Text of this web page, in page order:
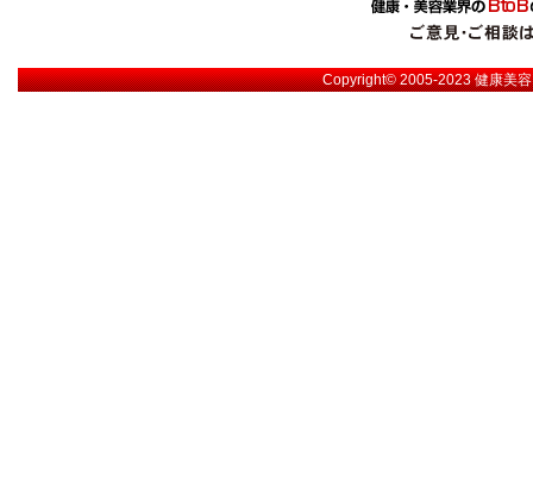
Copyright© 2005-2023健康美